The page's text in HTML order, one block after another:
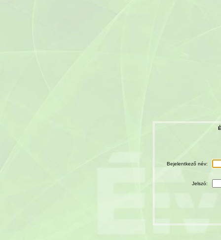
Bejelentkező név:
Jelszó: